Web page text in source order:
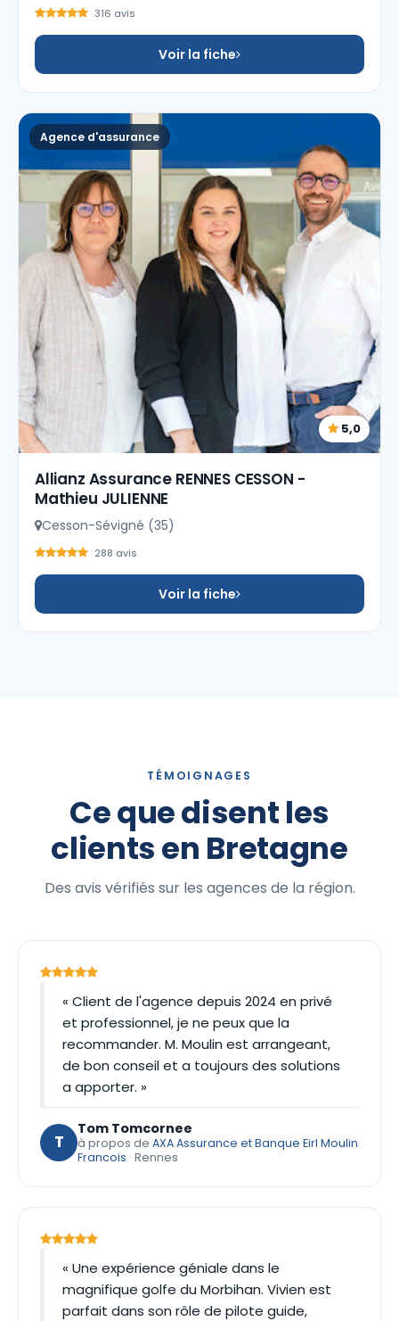
316 avis
Voir la fiche
Agence d'assurance
5,0
Allianz Assurance RENNES CESSON -
Mathieu JULIENNE
Cesson-Sévigné (35)
288 avis
Voir la fiche
TÉMOIGNAGES
Ce que disent les
clients en Bretagne
Des avis vérifiés sur les agences de la région.
« Client de l'agence depuis 2024 en privé
et professionnel, je ne peux que la
recommander. M. Moulin est arrangeant,
de bon conseil et a toujours des solutions
a apporter. »
T
Tom Tomcornee
à propos de AXA Assurance et Banque Eirl Moulin
Francois · Rennes
« Une expérience géniale dans le
magnifique golfe du Morbihan. Vivien est
parfait dans son rôle de pilote guide,